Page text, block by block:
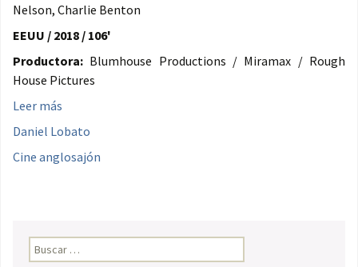
Nelson, Charlie Benton
EEUU / 2018 / 106'
Productora: Blumhouse Productions / Miramax / Rough
House Pictures
Leer más
Daniel Lobato
Cine anglosajón
Buscar: